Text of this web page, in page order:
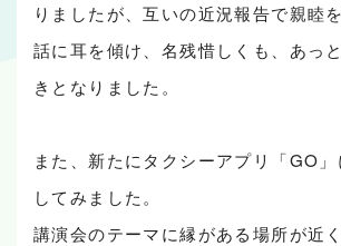
りましたが、互いの近況報告で親睦
話に耳を傾け、名残惜しくも、あっ
きとなりました。
また、新たにタクシーアプリ「GO
してみました。
講演会のテーマに縁がある場所が近